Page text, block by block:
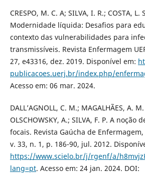
CRESPO, M. C. A; SILVA, I. R.; COSTA, L.
Modernidade líquida: Desafios para
contexto das vulnerabilidades para
transmissíveis. Revista Enfermagem
27, e43316, dez. 2019. Disponível em:
publicacoes.uerj.br/index.php/
Acesso em: 06 mar. 2024.
DALL’AGNOLL, C. M.; MAGALHÃES, A.
OLSCHOWSKY, A.; SILVA, F. P. A
focais. Revista Gaúcha de
v. 33, n. 1, p. 186-90, jul. 2012.
https://www.scielo.br/j/rgenf/a/
lang=pt. Acesso em: 24 jan. 2024. DOI: